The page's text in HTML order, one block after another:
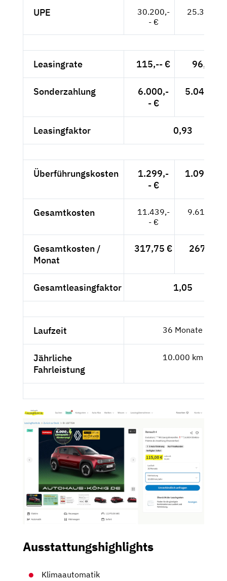
UPE
30.200,-
- €
25.378,--
Leasingrate 115,-- € 96,64 €
Sonderzahlung
6.000,-
- €
5.042,02
Leasingfaktor 0,93
Überführungskosten
1.299,-
- €
1.091,60
Gesamtkosten
11.439,-
- €
9.612,61
Gesamtkosten /
Monat
317,75 € 267,02 €
Gesamtleasingfaktor 1,05
Laufzeit 36 Monate
Jährliche
Fahrleistung
10.000 km
Ausstattungshighlights
Klimaautomatik